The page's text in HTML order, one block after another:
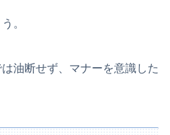
。
油断せず、マナーを意識した